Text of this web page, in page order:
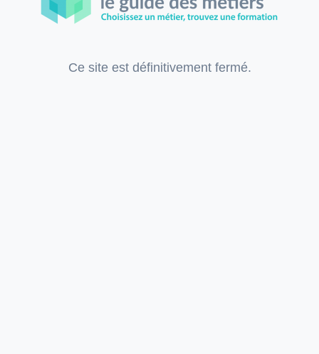
Ce site est définitivement fermé.